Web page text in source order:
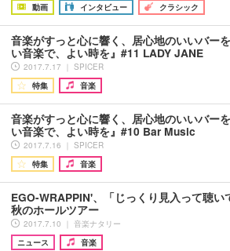
動画 インタビュー クラシック
音楽がすっと心に響く、居心地のいいバー
い音楽で、よい時を』#11 LADY JANE
2017.7.17 ｜ SPICER
特集
音楽
音楽がすっと心に響く、居心地のいいバー
い音楽で、よい時を』#10 Bar Music
2017.7.16 ｜ SPICER
特集
音楽
EGO-WRAPPIN'、「じっくり見入って聴い
秋のホールツアー
2017.7.10 ｜ 音楽ナタリー
ニュース
音楽